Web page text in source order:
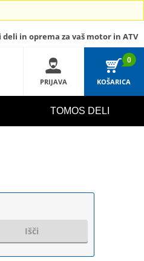
deli in oprema za vaš motor in ATV
PRIJAVA
0
KOŠARICA
TOMOS DELI
Išči